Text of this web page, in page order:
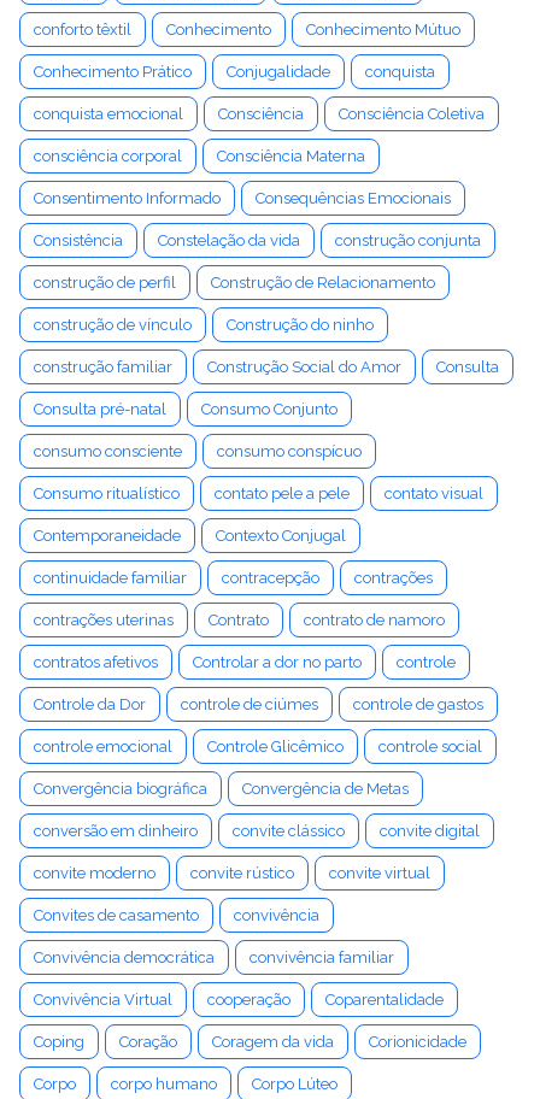
conforto têxtil Conhecimento Conhecimento Mútuo
Conhecimento Prático Conjugalidade conquista
conquista emocional Consciência Consciência Coletiva
consciência corporal Consciência Materna
Consentimento Informado Consequências Emocionais
Consistência Constelação da vida construção conjunta
construção de perfil Construção de Relacionamento
construção de vínculo Construção do ninho
construção familiar Construção Social do Amor Consulta
Consulta pré-natal Consumo Conjunto
consumo consciente consumo conspícuo
Consumo ritualístico contato pele a pele contato visual
Contemporaneidade Contexto Conjugal
continuidade familiar contracepção contrações
contrações uterinas Contrato contrato de namoro
contratos afetivos Controlar a dor no parto controle
Controle da Dor controle de ciúmes controle de gastos
controle emocional Controle Glicêmico controle social
Convergência biográfica Convergência de Metas
conversão em dinheiro convite clássico convite digital
convite moderno convite rústico convite virtual
Convites de casamento convivência
Convivência democrática convivência familiar
Convivência Virtual cooperação Coparentalidade
Coping Coração Coragem da vida Corionicidade
Corpo corpo humano Corpo Lúteo